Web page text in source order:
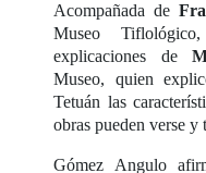
Acompañada de
Museo
explicaciones de
Museo, quien
Tetuán las
obras pueden verse y
Gómez Angulo